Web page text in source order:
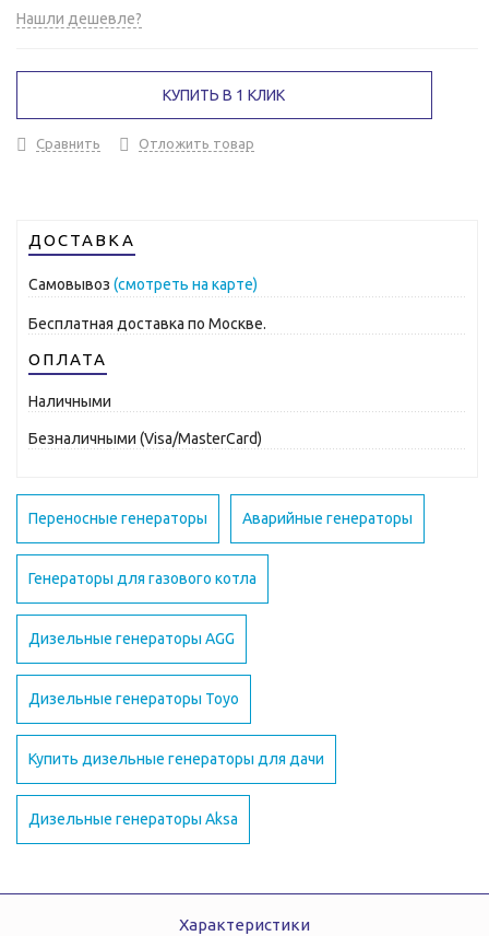
Нашли дешевле?
КУПИТЬ В 1 КЛИК
Сравнить Отложить товар
ДОСТАВКА
Самовывоз (смотреть на карте)
Бесплатная доставка по Москве.
ОПЛАТА
Наличными
Безналичными (Visa/MasterCard)
Переносные генераторы Аварийные генераторы
Генераторы для газового котла
Дизельные генераторы AGG
Дизельные генераторы Toyo
Купить дизельные генераторы для дачи
Дизельные генераторы Aksa
Характеристики